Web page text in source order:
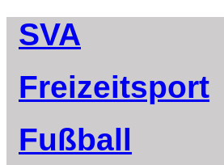
SVA
Freizeitsport
Fußball